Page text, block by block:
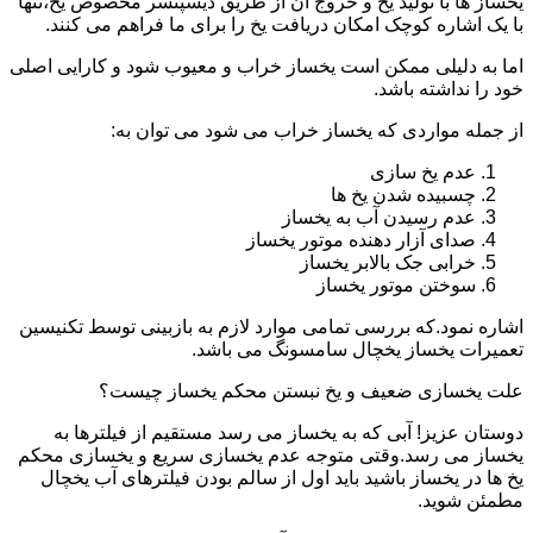
با یک اشاره کوچک امکان دریافت یخ را برای ما فراهم می کنند.
اما به دلیلی ممکن است یخساز خراب و معیوب شود و کارایی اصلی
خود را نداشته باشد.
از جمله مواردی که یخساز خراب می شود می توان به:
عدم یخ سازی
چسبیده شدن یخ ها
عدم رسیدن آب به یخساز
صدای آزار دهنده موتور یخساز
خرابی جک بالابر یخساز
سوختن موتور یخساز
اشاره نمود.که بررسی تمامی موارد لازم به بازبینی توسط تکنیسین
تعمیرات یخساز یخچال سامسونگ می باشد.
علت یخسازی ضعیف و یخ نبستن محکم یخساز چیست؟
دوستان عزیز! آبی که به یخساز می رسد مستقیم از فیلترها به
یخساز می رسد.وقتی متوجه عدم یخسازی سریع و یخسازی محکم
یخ ها در یخساز باشید باید اول از سالم بودن فیلترهای آب یخچال
مطمئن شوید.